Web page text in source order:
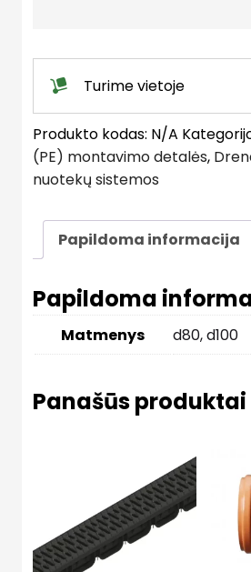
Turime vietoje
Produkto kodas: N/A
(PE) montavimo detalės,
nuotekų sistemos
Papildoma informacija
Papildoma
Matmenys d80, d100
Panašūs produktai